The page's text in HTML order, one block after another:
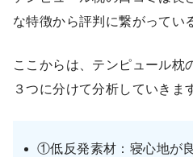
な特徴から評判に繋がってい
ここからは、テンピュール枕
３つに分けて分析していきま
①低反発素材：寝心地が